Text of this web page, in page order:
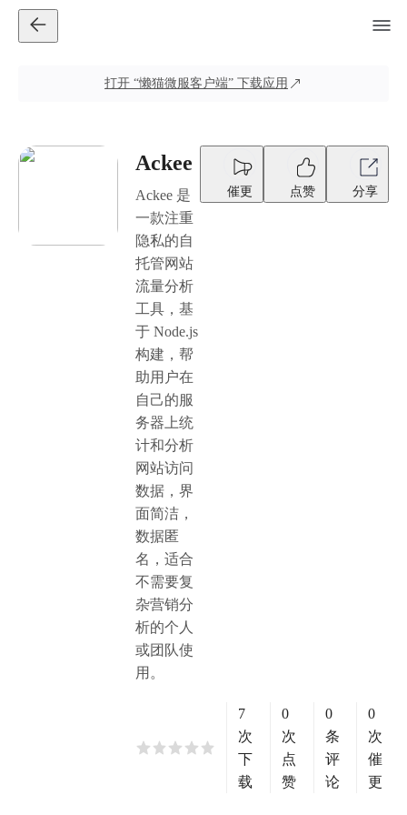
打开 “懒猫微服客户端” 下载应用
Ackee
Ackee 是
一款注重
隐私的自
托管网站
流量分析
工具，基
于 Node.js
构建，帮
助用户在
自己的服
务器上统
计和分析
网站访问
数据，界
面简洁，
数据匿
名，适合
不需要复
杂营销分
析的个人
或团队使
用。
催更 点赞 分享
7
次
下
载
0
次
点
赞
0
条
评
论
0
次
催
更